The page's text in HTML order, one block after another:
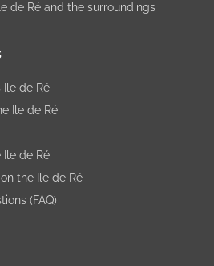
de Ré and the surroundings
Ile de Ré
Ile de Ré
Ile de Ré
the Ile de Ré
(FAQ)